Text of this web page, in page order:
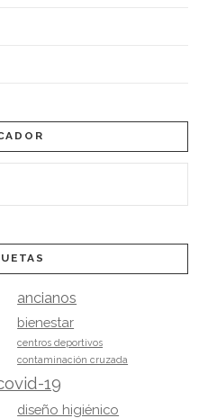
ancianos
bienestar
centros deportivos
contaminación cruzada
19
diseño higiénico